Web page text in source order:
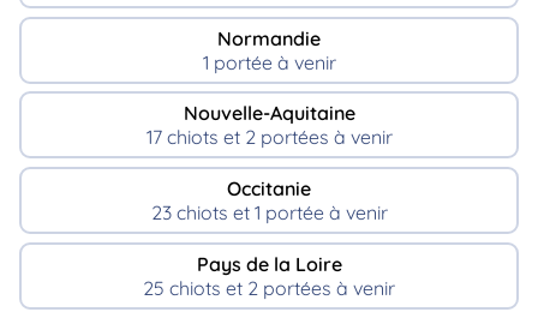
Normandie
1 portée à venir
Nouvelle-Aquitaine
17 chiots et 2 portées à venir
Occitanie
23 chiots et 1 portée à venir
Pays de la Loire
25 chiots et 2 portées à venir